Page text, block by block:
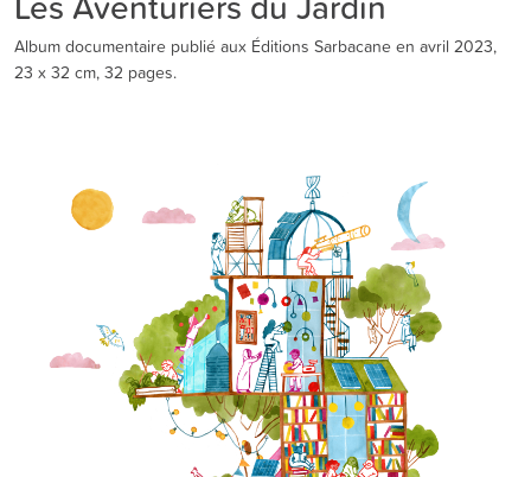
Album documentaire publié aux Éditions Sarbacane en avril 2023,
23 x 32 cm, 32 pages.